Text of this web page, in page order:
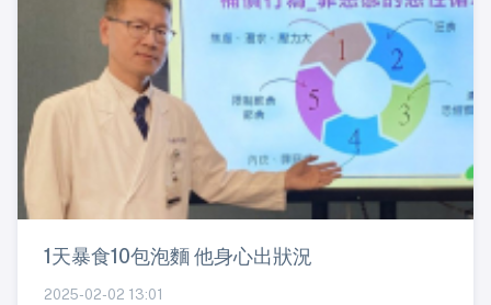
1天暴食10包泡麵 他身心出狀況
2025-02-02 13:01